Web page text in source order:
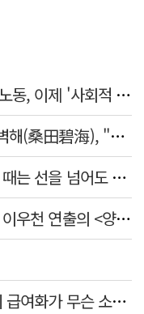
[이정식의 시대의 창]폭염 속 이동노동, 이제 '사회적 위험 관리'로 전환할 때
[뉴스로 보는 고사성어]<32>상전벽해(桑田碧海), "뽕나무밭이 푸른 바다가 되었다."
[김종섭의 광고 이야기] 광고를 할 때는 선을 넘어도 좋습니다.
[김건표의 연극리뷰] 오태영 신작, 이우천 연출의 <양은 양순하다>"국민을 온순한 양으로 길들이는 전체주의적 정치의 알레고리"
[사설] 환자 부담 못 줄이는 간병비 급여화가 무슨 소용인가